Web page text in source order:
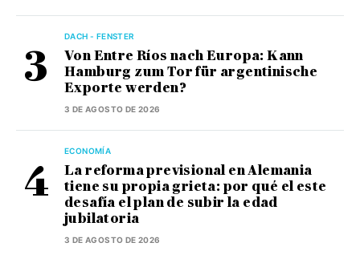
DACH - FENSTER
Von Entre Ríos nach Europa: Kann
Hamburg zum Tor für argentinische
Exporte werden?
3 DE AGOSTO DE 2026
ECONOMÍA
La reforma previsional en Alemania
tiene su propia grieta: por qué el este
desafía el plan de subir la edad
jubilatoria
3 DE AGOSTO DE 2026